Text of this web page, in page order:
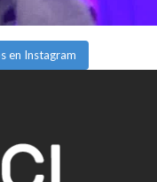
en Instagram